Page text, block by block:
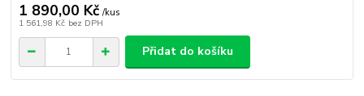
1 890,00 Kč /kus
1 561,98 Kč bez DPH
Přidat do košíku